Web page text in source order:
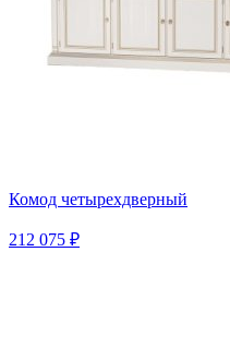
Комод четырехдверный
212 075 ₽